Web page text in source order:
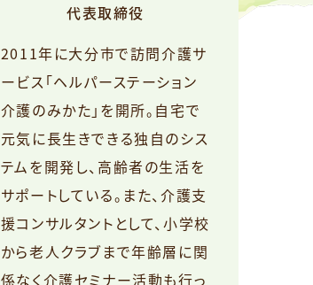
代表取締役
2011年に大分市で訪問介護サ
ービス「ヘルパーステーション
介護のみかた」を開所。自宅で
元気に長生きできる独自のシス
テムを開発し、高齢者の生活を
サポートしている。また、介護支
援コンサルタントとして、小学校
から老人クラブまで年齢層に関
係なく介護セミナー活動も行っ